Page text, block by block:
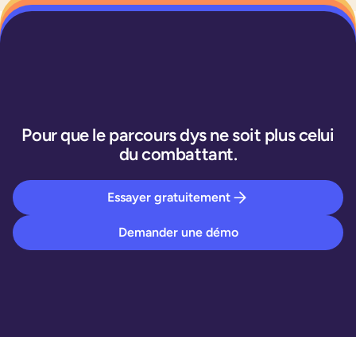
Pour que le parcours dys ne soit plus celui
du combattant.
Essayer gratuitement
Demander une démo